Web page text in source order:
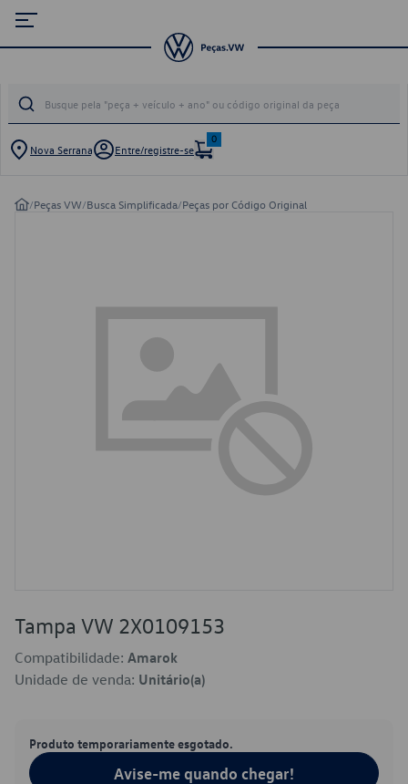
Nova Serrana Entre/registre-se
0
/Peças VW/Busca Simplificada/Peças por Código Original
Tampa VW 2X0109153
Compatibilidade: Amarok
Unidade de venda: Unitário(a)
Produto temporariamente esgotado.
Avise-me quando chegar!